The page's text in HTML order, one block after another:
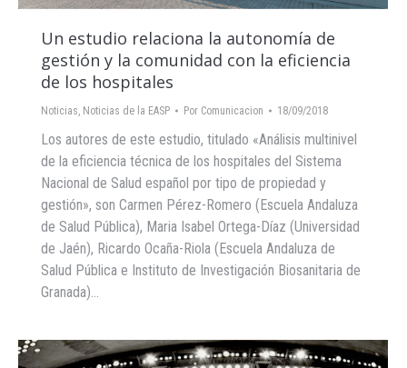
Un estudio relaciona la autonomía de
gestión y la comunidad con la eficiencia
de los hospitales
Noticias, Noticias de la EASP Por Comunicacion 18/09/2018
Los autores de este estudio, titulado «Análisis multinivel
de la eficiencia técnica de los hospitales del Sistema
Nacional de Salud español por tipo de propiedad y
gestión», son Carmen Pérez-Romero (Escuela Andaluza
de Salud Pública), Maria Isabel Ortega-Díaz (Universidad
de Jaén), Ricardo Ocaña-Riola (Escuela Andaluza de
Salud Pública e Instituto de Investigación Biosanitaria de
Granada)…